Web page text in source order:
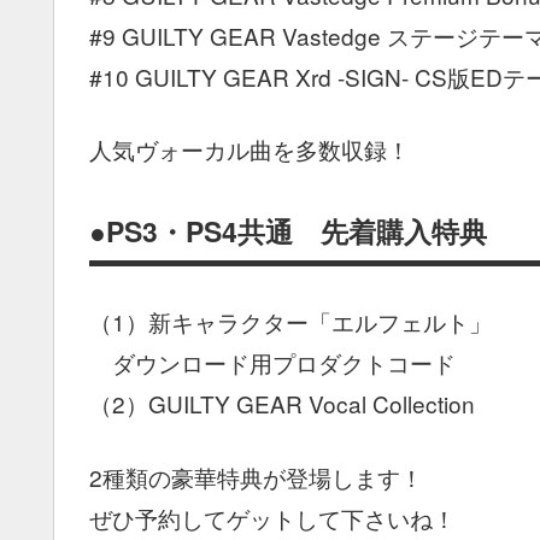
#9 GUILTY GEAR Vastedge ステージテー
#10 GUILTY GEAR Xrd -SIGN- CS版EDテ
人気ヴォーカル曲を多数収録！
●PS3・PS4共通 先着購入特典
（1）新キャラクター「エルフェルト」
ダウンロード用プロダクトコード
（2）GUILTY GEAR Vocal Collection
2種類の豪華特典が登場します！
ぜひ予約してゲットして下さいね！